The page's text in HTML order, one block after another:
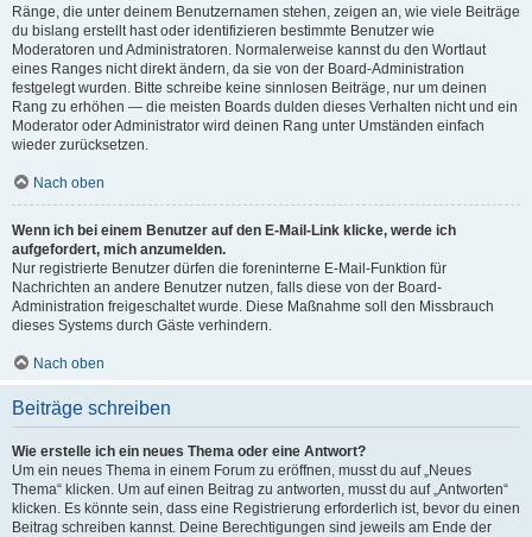
Ränge, die unter deinem Benutzernamen stehen, zeigen an, wie viele Beiträge
du bislang erstellt hast oder identifizieren bestimmte Benutzer wie
Moderatoren und Administratoren. Normalerweise kannst du den Wortlaut
eines Ranges nicht direkt ändern, da sie von der Board-Administration
festgelegt wurden. Bitte schreibe keine sinnlosen Beiträge, nur um deinen
Rang zu erhöhen — die meisten Boards dulden dieses Verhalten nicht und ein
Moderator oder Administrator wird deinen Rang unter Umständen einfach
wieder zurücksetzen.
Nach oben
Wenn ich bei einem Benutzer auf den E-Mail-Link klicke, werde ich
aufgefordert, mich anzumelden.
Nur registrierte Benutzer dürfen die foreninterne E-Mail-Funktion für
Nachrichten an andere Benutzer nutzen, falls diese von der Board-
Administration freigeschaltet wurde. Diese Maßnahme soll den Missbrauch
dieses Systems durch Gäste verhindern.
Nach oben
Beiträge schreiben
Wie erstelle ich ein neues Thema oder eine Antwort?
Um ein neues Thema in einem Forum zu eröffnen, musst du auf „Neues
Thema“ klicken. Um auf einen Beitrag zu antworten, musst du auf „Antworten“
klicken. Es könnte sein, dass eine Registrierung erforderlich ist, bevor du einen
Beitrag schreiben kannst. Deine Berechtigungen sind jeweils am Ende der